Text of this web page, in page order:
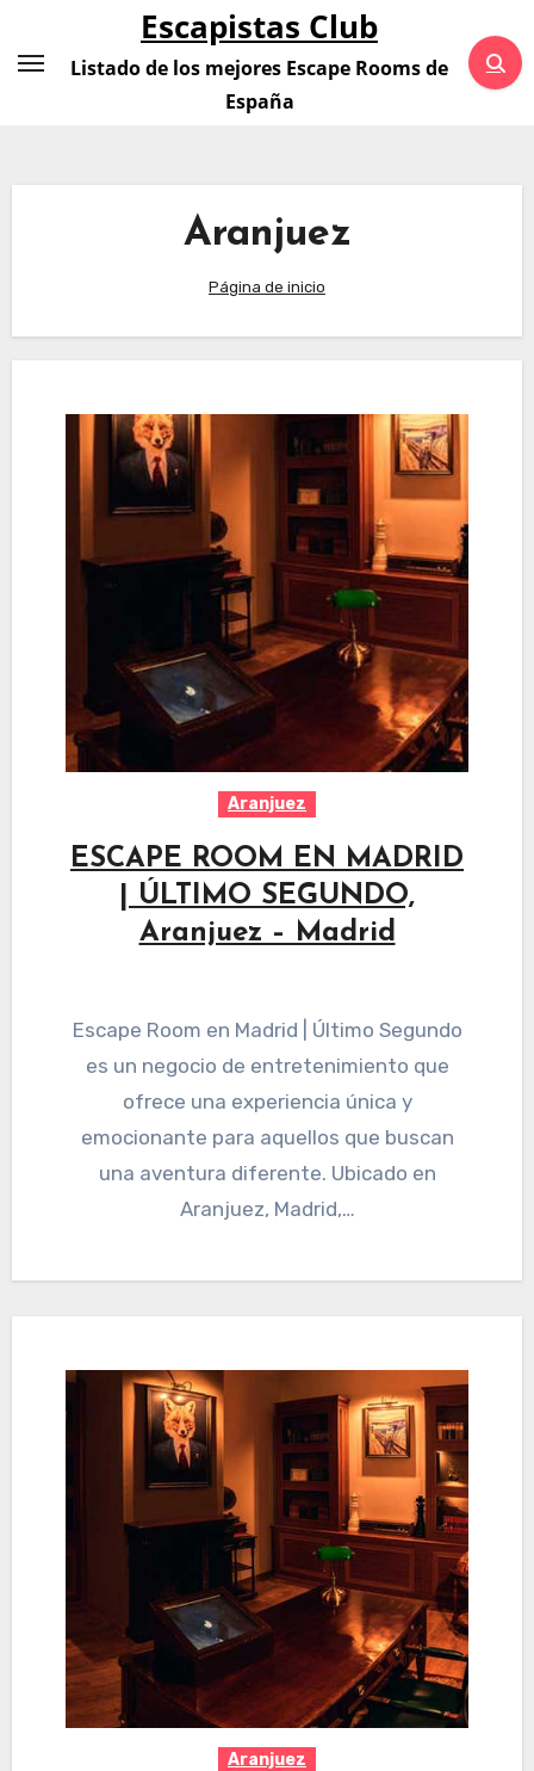
contenido
Escapistas Club
Listado de los mejores Escape Rooms de
España
Aranjuez
Página de inicio
Aranjuez
ESCAPE ROOM EN MADRID
| ÚLTIMO SEGUNDO,
Aranjuez – Madrid
Escape Room en Madrid | Último Segundo
es un negocio de entretenimiento que
ofrece una experiencia única y
emocionante para aquellos que buscan
una aventura diferente. Ubicado en
Aranjuez, Madrid,…
Aranjuez